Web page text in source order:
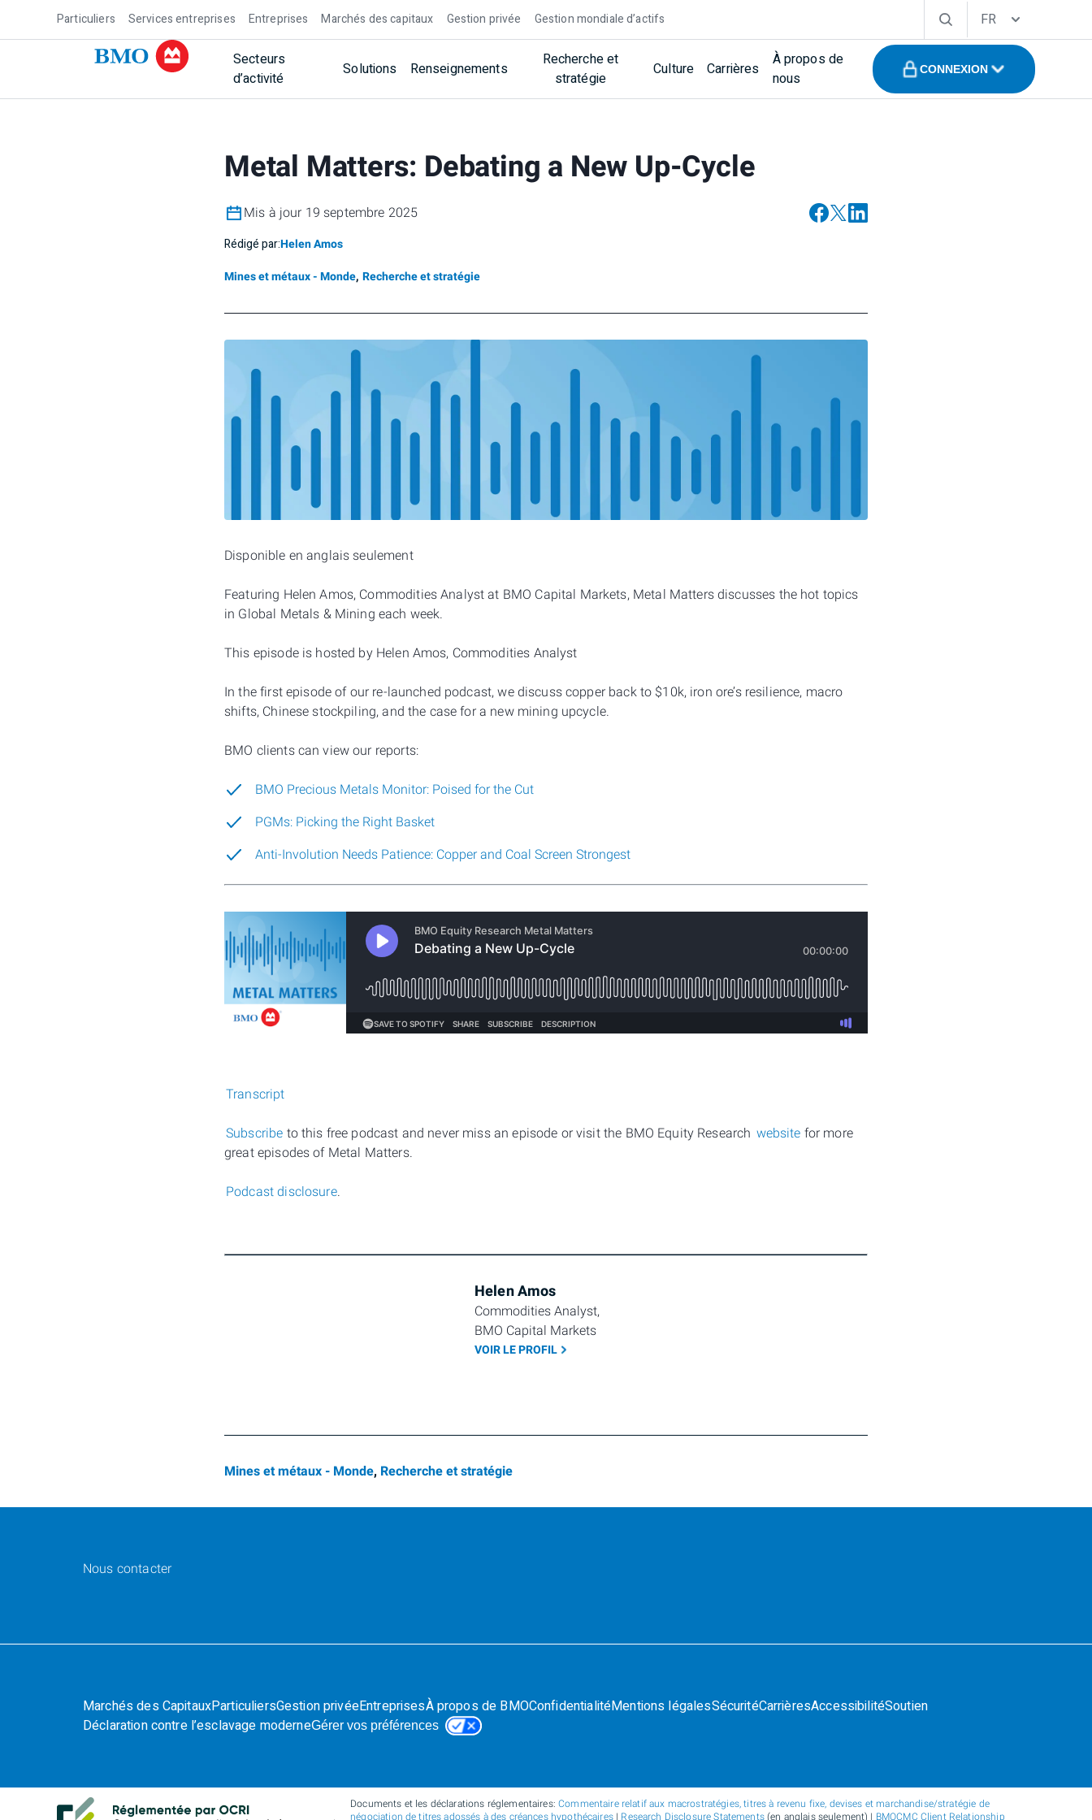
Particuliers Services entreprises Entreprises Marchés des capitaux Gestion privée Gestion mondiale d’actifs FR
Secteurs
d’activité
Solutions Renseignements
Recherche et
stratégie
Culture Carrières
À propos de
nous
CONNEXION
Metal Matters: Debating a New Up-Cycle
Mis à jour 19 septembre 2025
Rédigé par:Helen Amos
Mines et métaux - Monde, Recherche et stratégie
Disponible en anglais seulement
Featuring Helen Amos, Commodities Analyst at BMO Capital Markets, Metal Matters discusses the hot topics
in Global Metals & Mining each week.
This episode is hosted by Helen Amos, Commodities Analyst
In the first episode of our re-launched podcast, we discuss copper back to $10k, iron ore’s resilience, macro
shifts, Chinese stockpiling, and the case for a new mining upcycle.
BMO clients can view our reports:
⁠⁠BMO Precious Metals Monitor: Poised for the Cut⁠⁠⁠
⁠PGMs: Picking the Right Basket⁠⁠⁠
Anti-Involution Needs Patience: Copper and Coal Screen Strongest⁠⁠
Transcript
Subscribe to this free podcast and never miss an episode or visit the BMO Equity Research website for more
great episodes of Metal Matters.
Podcast disclosure.
Helen Amos
Commodities Analyst,
BMO Capital Markets
VOIR LE PROFIL
Mines et métaux - Monde, Recherche et stratégie
Nous contacter
Marchés des CapitauxParticuliersGestion privéeEntreprisesÀ propos de BMOConfidentialitéMentions légalesSécuritéCarrièresAccessibilitéSoutien
Déclaration contre l’esclavage moderneGérer vos préférences
Documents et les déclarations réglementaires:Commentaire relatif aux macrostratégies, titres à revenu fixe, devises et marchandise/stratégie de
négociation de titres adossés à des créances hypothécaires| Research Disclosure Statements(en anglais seulement) | BMOCMC Client Relationship